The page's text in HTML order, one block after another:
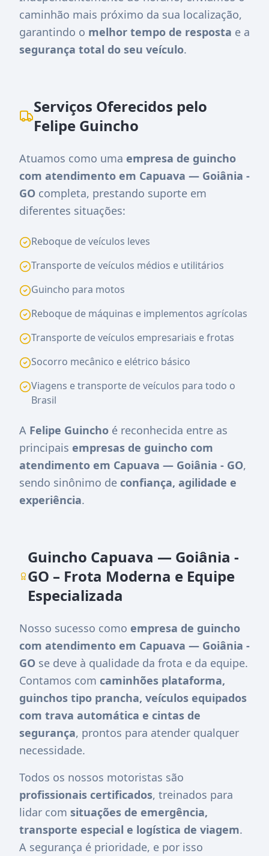
caminhão mais próximo da sua localização,
garantindo o melhor tempo de resposta e a
segurança total do seu veículo.
Serviços Oferecidos pelo
Felipe Guincho
Atuamos como uma empresa de guincho
com atendimento em Capuava — Goiânia -
GO completa, prestando suporte em
diferentes situações:
Reboque de veículos leves
Transporte de veículos médios e utilitários
Guincho para motos
Reboque de máquinas e implementos agrícolas
Transporte de veículos empresariais e frotas
Socorro mecânico e elétrico básico
Viagens e transporte de veículos para todo o
Brasil
A Felipe Guincho é reconhecida entre as
principais empresas de guincho com
atendimento em Capuava — Goiânia - GO,
sendo sinônimo de confiança, agilidade e
experiência.
Guincho Capuava — Goiânia -
GO – Frota Moderna e Equipe
Especializada
Nosso sucesso como empresa de guincho
com atendimento em Capuava — Goiânia -
GO se deve à qualidade da frota e da equipe.
Contamos com caminhões plataforma,
guinchos tipo prancha, veículos equipados
com trava automática e cintas de
segurança, prontos para atender qualquer
necessidade.
Todos os nossos motoristas são
profissionais certificados, treinados para
lidar com situações de emergência,
transporte especial e logística de viagem.
A segurança é prioridade, e por isso